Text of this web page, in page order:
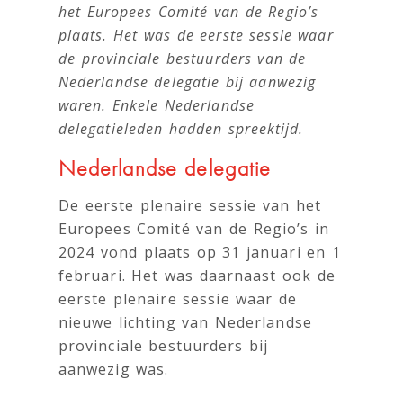
het Europees Comité van de Regio’s
plaats. Het was de eerste sessie waar
de provinciale bestuurders van de
Nederlandse delegatie bij aanwezig
waren. Enkele Nederlandse
delegatieleden hadden spreektijd.
Nederlandse delegatie
De eerste plenaire sessie van het
Europees Comité van de Regio’s in
2024 vond plaats op 31 januari en 1
februari. Het was daarnaast ook de
eerste plenaire sessie waar de
nieuwe lichting van Nederlandse
provinciale bestuurders bij
aanwezig was.